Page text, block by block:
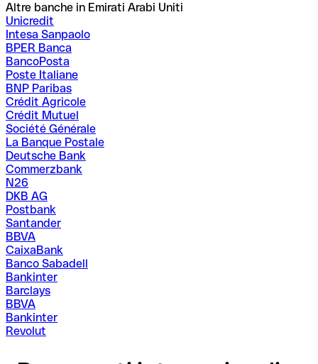
Altre banche in Emirati Arabi Uniti
Unicredit
Intesa Sanpaolo
BPER Banca
BancoPosta
Poste Italiane
BNP Paribas
Crédit Agricole
Crédit Mutuel
Société Générale
La Banque Postale
Deutsche Bank
Commerzbank
N26
DKB AG
Postbank
Santander
BBVA
CaixaBank
Banco Sabadell
Bankinter
Barclays
BBVA
Bankinter
Revolut